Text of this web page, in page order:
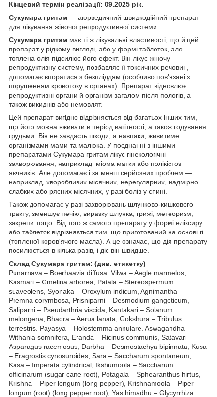
Кінцевий термін реалізації: 09.2025 рік.
Сукумара гритам — аюрведичний швидкодійний препарат
для лікування жіночої репродуктивної системи.
Сукумара гритам має ті ж лікувальні властивості, що й цей
препарат у рідкому вигляді, або у формі таблеток, але
топлена олія підсилює його ефект. Він лікує жіночу
репродуктивну систему, позбавляє її токсичних речовин,
допомагає впоратися з безпліддям (особливо пов'язані з
порушенням кровотоку в органах). Препарат відновлює
репродуктивні органи й організм загалом після пологів, а
також викиднів або немовлят.
Цей препарат вигідно відрізняється від багатьох інших тим,
що його можна вживати в період вагітності, а також годування
грудьми. Він не завдасть шкоди, а навпаки, живитиме
організмами мами та малюка. У поєднанні з іншими
препаратами Сукумара гритам лікує гінекологічні
захворювання, наприклад, міома матки або полікістоз
яєчників. Але допомагає і за менш серйозних проблем —
наприклад, хворобливих місячних, нерегулярних, надмірно
слабких або рясних місячних, у разі болів у спині.
Також допомагає у разі захворювань шлунково-кишкового
тракту, зменшує печію, виразку шлунка, грижі, метеоризм,
закрепи тощо. Від того ж самого препарату у формі еліксиру
або таблеток відрізняється тим, що приготований на основі гі
(топленої коров'ячого масла). А це означає, що дія препарату
посилюється в кілька разів, і діє він швидше.
Склад Сукумара гритам: (див. етикетку)
Punarnava – Boerhaavia diffusa, Vilwa – Aegle marmelos,
Kasmari – Gmelina arborea, Patala – Stereospermum
suaveolens, Syonaka – Oroxylum indicum, Agnimantha –
Premna corymbosa, Prisniparni – Desmodium gangeticum,
Saliparni – Pseudarthria viscida, Kantakari – Solanum
melongena, Bhadra – Aerua lanata, Gokshura – Tribulus
terrestris, Payasya – Holostemma annulare, Aswagandha –
Withania somnifera, Eranda – Ricinus communis, Satavari –
Asparagus racemosus, Darbha – Desmostachya bipinnata, Kusa
– Eragrostis cynosuroides, Sara – Saccharum spontaneum,
Kasa – Imperata cylindrical, Ikshumoola – Saccharum
officinarum (sugar cane root), Potagala – Sphearanthus hirtus,
Krishna – Piper longum (long pepper), Krishnamoola – Piper
longum (root) (long pepper root), Yasthimadhu – Glycyrrhiza